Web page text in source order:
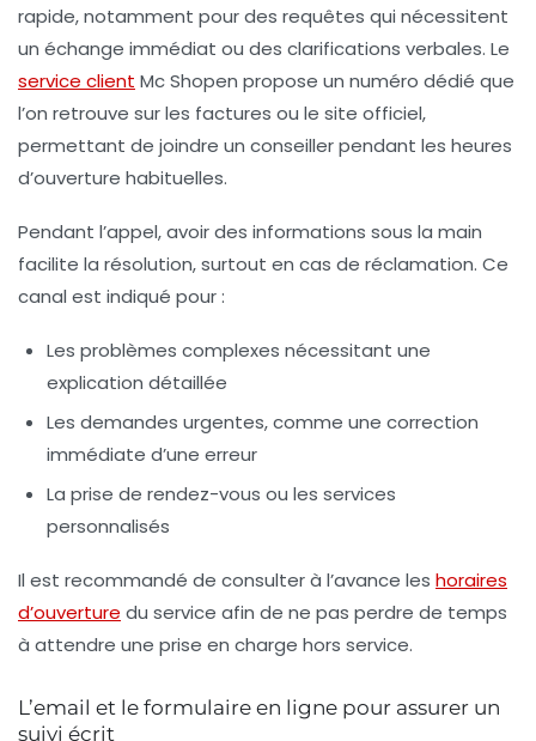
rapide, notamment pour des requêtes qui nécessitent
un échange immédiat ou des clarifications verbales. Le
service client Mc Shopen propose un numéro dédié que
l’on retrouve sur les factures ou le site officiel,
permettant de joindre un conseiller pendant les heures
d’ouverture habituelles.
Pendant l’appel, avoir des informations sous la main
facilite la résolution, surtout en cas de réclamation. Ce
canal est indiqué pour :
Les problèmes complexes nécessitant une
explication détaillée
Les demandes urgentes, comme une correction
immédiate d’une erreur
La prise de rendez-vous ou les services
personnalisés
Il est recommandé de consulter à l’avance les horaires
d’ouverture du service afin de ne pas perdre de temps
à attendre une prise en charge hors service.
L’email et le formulaire en ligne pour assurer un
suivi écrit